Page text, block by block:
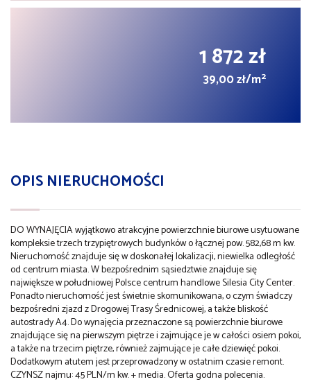
1 872 zł
39,00 zł/m2
OPIS NIERUCHOMOŚCI
DO WYNAJĘCIA wyjątkowo atrakcyjne powierzchnie biurowe usytuowane
kompleksie trzech trzypiętrowych budynków o łącznej pow. 582,68 m kw.
Nieruchomość znajduje się w doskonałej lokalizacji, niewielka odległość
od centrum miasta. W bezpośrednim sąsiedztwie znajduje się
największe w południowej Polsce centrum handlowe Silesia City Center.
Ponadto nieruchomość jest świetnie skomunikowana, o czym świadczy
bezpośredni zjazd z Drogowej Trasy Średnicowej, a także bliskość
autostrady A4. Do wynajęcia przeznaczone są powierzchnie biurowe
znajdujące się na pierwszym piętrze i zajmujące je w całości osiem pokoi,
a także na trzecim piętrze, również zajmujące je całe dziewięć pokoi.
Dodatkowym atutem jest przeprowadzony w ostatnim czasie remont.
CZYNSZ najmu: 45 PLN/m kw. + media. Oferta godna polecenia.